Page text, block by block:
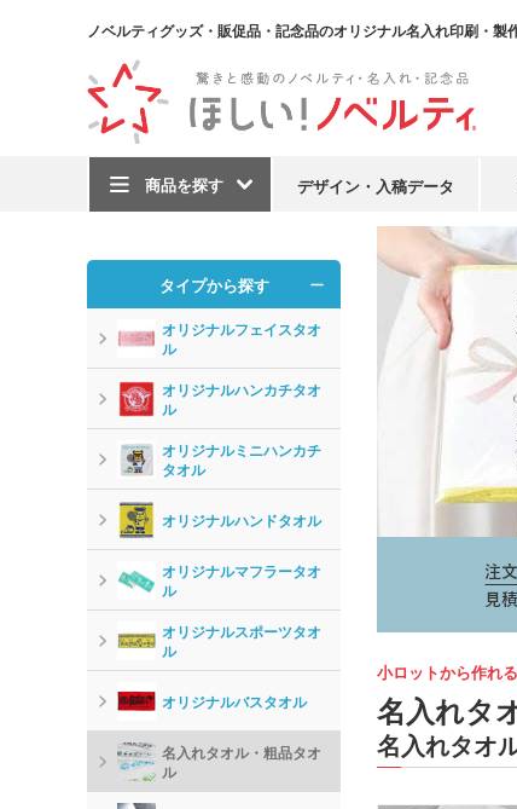
ノベルティグッズ・販促品・記念品のオリジナル名入れ印刷・製
商品を探す デザイン・入稿データ
TOP オリジナル
小ロットから作れ
名入れタ
名入れタオ
タイプから探す
オリジナルフェイスタオ
ル
オリジナルハンカチタオ
ル
オリジナルミニハンカチ
タオル
オリジナルハンドタオル
オリジナルマフラータオ
ル
オリジナルスポーツタオ
ル
オリジナルバスタオル
名入れタオル・粗品タオ
ル